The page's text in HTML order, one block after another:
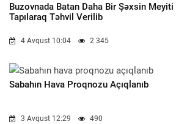
Buzovnada Batan Daha Bir Şəxsin Meyiti
Tapılaraq Təhvil Verilib
4 Avqust 10:04 2 345
Sabahın Hava Proqnozu Açıqlanıb
3 Avqust 12:29 490